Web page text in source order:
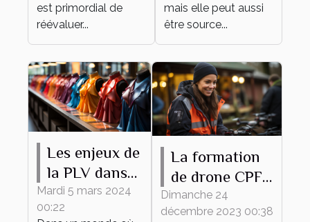
est primordial de
réévaluer...
mais elle peut aussi
être source...
Les enjeux de
la PLV dans
le secteur de
la mode
Mardi 5 mars 2024
00:22
La formation
de drone CPF
comme outil
de
Dimanche 24
décembre 2023 00:38